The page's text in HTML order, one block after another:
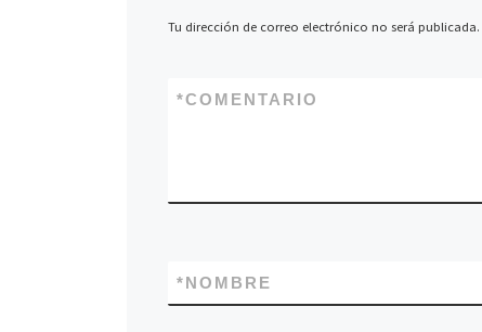
Tu dirección de correo electrónico no será publicada.
COMENTARIO
*
NOMBRE
*